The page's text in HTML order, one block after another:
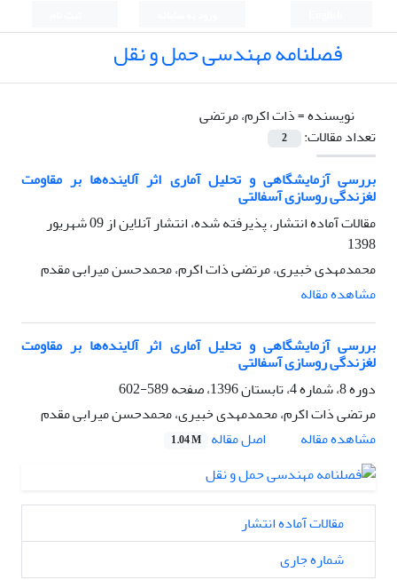
فصلنامه مهندسی حمل و نقل
نویسنده =ذات اکرم، مرتضی
تعداد مقالات:
2
بررسی آزمایشگاهی و تحلیل آماری اثر آلاینده‌ها بر مقاومت
لغزندگی روسازی آسفالتی
مقالات آماده انتشار، پذیرفته شده، انتشار آنلاین از
09 شهریور
1398
محمدمهدی خبیری، مرتضی ذات اکرم، محمدحسن میرابی مقدم
مشاهده مقاله
بررسی آزمایشگاهی و تحلیل آماری اثر آلاینده‌ها بر مقاومت
لغزندگی روسازی آسفالتی
دوره 8، شماره 4، تابستان 1396، صفحه
589-602
مرتضی ذات اکرم، محمدمهدی خبیری، محمدحسن میرابی مقدم
مشاهده مقاله
اصل مقاله 1.04 M
مقالات آماده انتشار
شماره جاری